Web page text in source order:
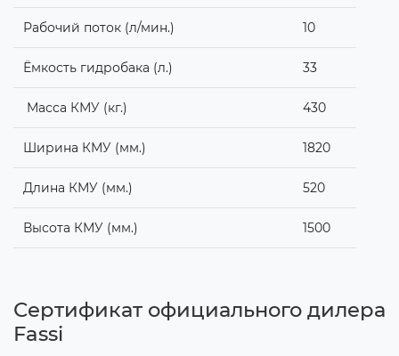
Рабочий поток (л/мин.) 10
Ёмкость гидробака (л.) 33
Масса КМУ (кг.) 430
Ширина КМУ (мм.) 1820
Длина КМУ (мм.) 520
Высота КМУ (мм.) 1500
Сертификат официального дилера
Fassi